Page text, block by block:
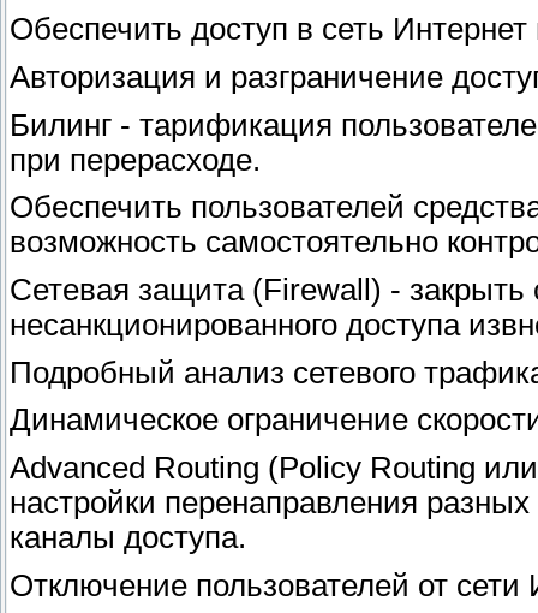
Обеспечить доступ в сеть Интернет
Авторизация и разграничение
Билинг - тарификация
при перерасходе.
Обеспечить пользователей
возможность самостоятельно
Сетевая защита (Firewall) - закрыть
несанкционированного доступа
Подробный анализ сетевого
Динамическое ограничение
Advanced Routing (Policy Routing
настройки перенаправления
каналы доступа.
Отключение пользователей от